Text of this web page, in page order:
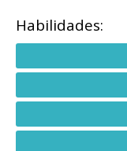
Habilidades: